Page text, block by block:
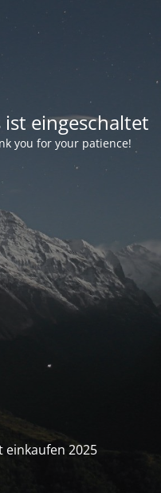
eingeschaltet
you for your patience!
2025